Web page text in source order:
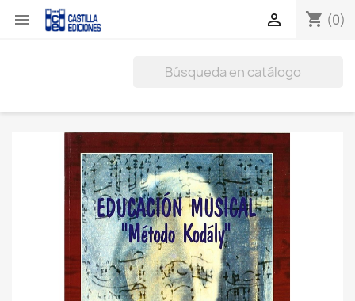
 shopping_cart (0)
